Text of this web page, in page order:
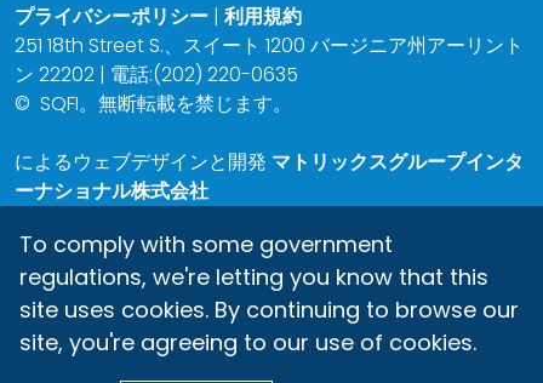
プライバシーポリシー | 利用規約
251 18th Street S.、スイート 1200 バージニア州アーリント
ン 22202 | 電話:(202) 220-0635
© SQFI。無断転載を禁じます。
によるウェブデザインと開発 マトリックスグループインタ
ーナショナル株式会社
To comply with some government
regulations, we're letting you know that this
site uses cookies. By continuing to browse our
site, you're agreeing to our use of cookies.